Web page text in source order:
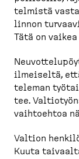
telmistä
linnon
Tätä on
ilmeiseltä,
teleman
tee.
vaihtoehtoa
Valtion
Kuuta